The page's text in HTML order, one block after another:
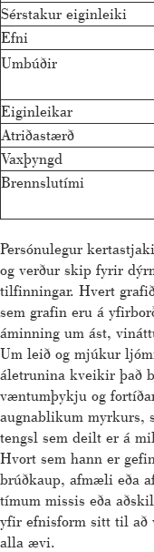
Sérstakur eiginleiki
Efni
Umbúðir
Eiginleikar
Atriðastærð
Vaxþyngd
Brennslutími
Persónulegur
og verður skip fyrir
tilfinningar. Hvert
sem grafin eru á
áminning um ást,
Um leið og mjúkur
áletrunina kveikir það
væntumþykju og
augnablikum myrkurs,
tengsl sem deilt er á
Hvort sem hann er
brúðkaup, afmæli eða
tímum missis eða
yfir efnisform sitt til
alla ævi.